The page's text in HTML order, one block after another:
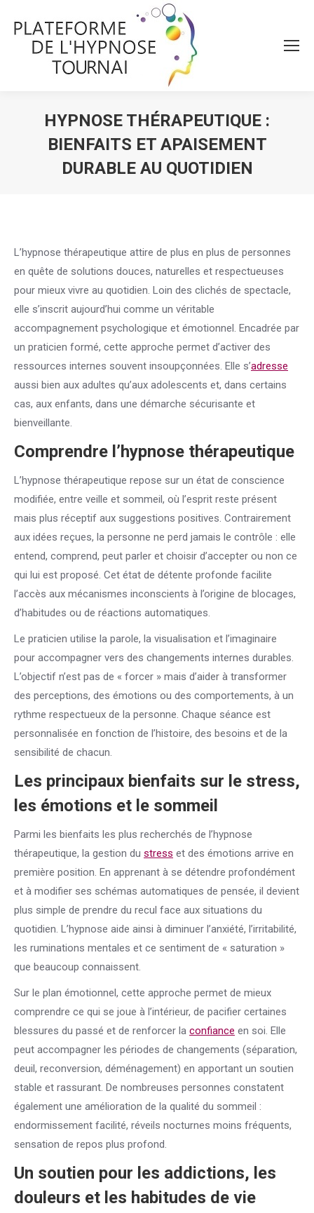
HYPNOSE THÉRAPEUTIQUE :
BIENFAITS ET APAISEMENT
DURABLE AU QUOTIDIEN
L’hypnose thérapeutique attire de plus en plus de personnes
en quête de solutions douces, naturelles et respectueuses
pour mieux vivre au quotidien. Loin des clichés de spectacle,
elle s’inscrit aujourd’hui comme un véritable
accompagnement psychologique et émotionnel. Encadrée par
un praticien formé, cette approche permet d’activer des
ressources internes souvent insoupçonnées. Elle s’adresse
aussi bien aux adultes qu’aux adolescents et, dans certains
cas, aux enfants, dans une démarche sécurisante et
bienveillante.
Comprendre l’hypnose thérapeutique
L’hypnose thérapeutique repose sur un état de conscience
modifiée, entre veille et sommeil, où l’esprit reste présent
mais plus réceptif aux suggestions positives. Contrairement
aux idées reçues, la personne ne perd jamais le contrôle : elle
entend, comprend, peut parler et choisir d’accepter ou non ce
qui lui est proposé. Cet état de détente profonde facilite
l’accès aux mécanismes inconscients à l’origine de blocages,
d’habitudes ou de réactions automatiques.
Le praticien utilise la parole, la visualisation et l’imaginaire
pour accompagner vers des changements internes durables.
L’objectif n’est pas de « forcer » mais d’aider à transformer
des perceptions, des émotions ou des comportements, à un
rythme respectueux de la personne. Chaque séance est
personnalisée en fonction de l’histoire, des besoins et de la
sensibilité de chacun.
Les principaux bienfaits sur le stress,
les émotions et le sommeil
Parmi les bienfaits les plus recherchés de l’hypnose
thérapeutique, la gestion du stress et des émotions arrive en
première position. En apprenant à se détendre profondément
et à modifier ses schémas automatiques de pensée, il devient
plus simple de prendre du recul face aux situations du
quotidien. L’hypnose aide ainsi à diminuer l’anxiété, l’irritabilité,
les ruminations mentales et ce sentiment de « saturation »
que beaucoup connaissent.
Sur le plan émotionnel, cette approche permet de mieux
comprendre ce qui se joue à l’intérieur, de pacifier certaines
blessures du passé et de renforcer la confiance en soi. Elle
peut accompagner les périodes de changements (séparation,
deuil, reconversion, déménagement) en apportant un soutien
stable et rassurant. De nombreuses personnes constatent
également une amélioration de la qualité du sommeil :
endormissement facilité, réveils nocturnes moins fréquents,
sensation de repos plus profond.
Un soutien pour les addictions, les
douleurs et les habitudes de vie